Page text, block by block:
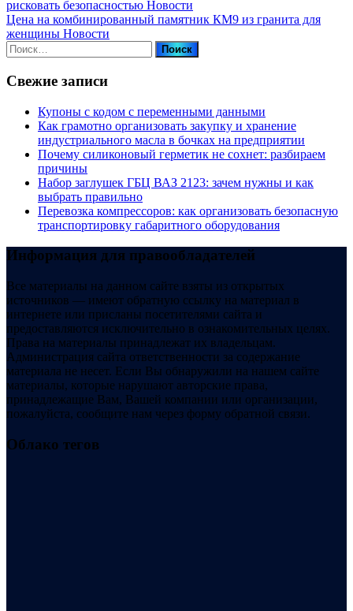
рисковать безопасностью Новости
Цена на комбинированный памятник КМ9 из гранита для
женщины Новости
Найти:
Свежие записи
Купоны c кодом с переменными данными
Как грамотно организовать закупку и хранение
индустриального масла в бочках на предприятии
Почему силиконовый герметик не сохнет: разбираем
причины
Набор заглушек ГБЦ ВАЗ 2123: зачем нужны и как
выбрать правильно
Перевозка компрессоров: как организовать безопасную
транспортировку габаритного оборудования
Информация для правообладателей
Все материалы на данном сайте взяты из открытых
источников — имеют обратную ссылку на материал в
интернете или присланы посетителями сайта и
предоставляются исключительно в ознакомительных целях.
Права на материалы принадлежат их владельцам.
Администрация сайта ответственности за содержание
материала не несет. Если Вы обнаружили на нашем сайте
материалы, которые нарушают авторские права,
принадлежащие Вам, Вашей компании или организации,
пожалуйста, сообщите нам через форму обратной связи.
Облако тегов